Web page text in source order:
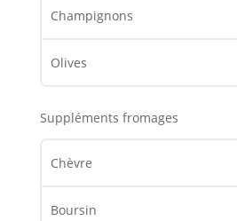
Champignons
Olives
Suppléments fromages
Chèvre
Boursin